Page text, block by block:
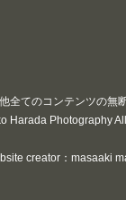
全てのコンテンツの無
Harada Photography
creator：masaaki